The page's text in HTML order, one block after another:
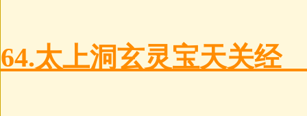
64.太上洞玄灵宝天关经